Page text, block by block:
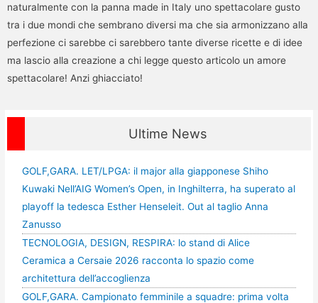
naturalmente con la panna made in Italy uno spettacolare gusto
tra i due mondi che sembrano diversi ma che sia armonizzano alla
perfezione ci sarebbe ci sarebbero tante diverse ricette e di idee
ma lascio alla creazione a chi legge questo articolo un amore
spettacolare! Anzi ghiacciato!
Ultime News
GOLF,GARA. LET/LPGA: il major alla giapponese Shiho
Kuwaki Nell’AIG Women’s Open, in Inghilterra, ha superato al
playoff la tedesca Esther Henseleit. Out al taglio Anna
Zanusso
TECNOLOGIA, DESIGN, RESPIRA: lo stand di Alice
Ceramica a Cersaie 2026 racconta lo spazio come
architettura dell’accoglienza
GOLF,GARA. Campionato femminile a squadre: prima volta